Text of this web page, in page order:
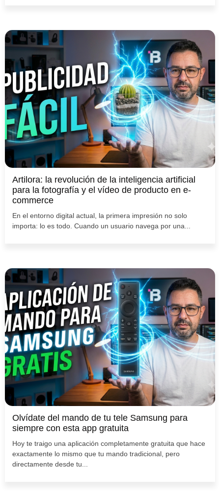
Artilora: la revolución de la inteligencia artificial
para la fotografía y el vídeo de producto en e-
commerce
En el entorno digital actual, la primera impresión no solo
importa: lo es todo. Cuando un usuario navega por una...
Olvídate del mando de tu tele Samsung para
siempre con esta app gratuita
Hoy te traigo una aplicación completamente gratuita que hace
exactamente lo mismo que tu mando tradicional, pero
directamente desde tu...